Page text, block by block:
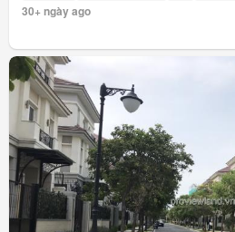
30+ ngày ago